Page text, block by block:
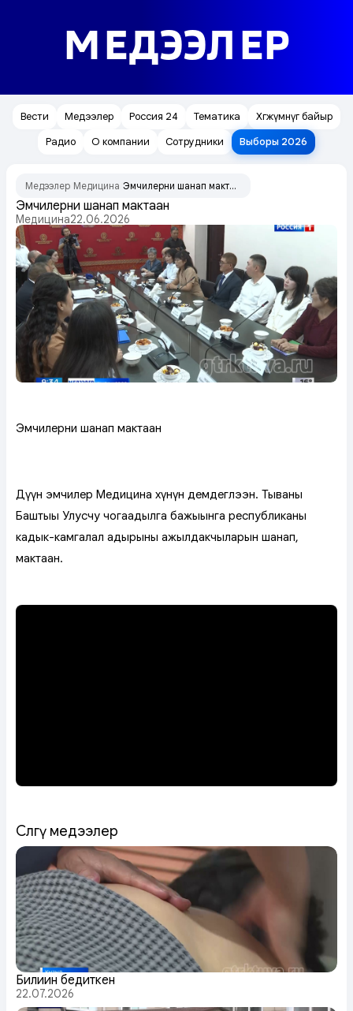
МЕДЭЭЛЕР
Вести Медээлер Россия 24 Тематика
Хөгжүмнүг байыр
Радио
О компании Сотрудники Выборы 2026
Медээлер Медицина Эмчилерни шаңнап мактаан
Эмчилерни шаңнап мактаан
Медицина22.06.2026
Эмчилерни шаңнап мактаан
Дүүн эмчилер Медицина хүнүн демдеглээн. Тываның
Баштыңы Улусчу чогаадылга бажыңынга республиканың
кадык-камгалал адырының ажылдакчыларын шаңнап,
мактаан.
Сөөлгү медээлер
Билиин бедиткен
22.07.2026